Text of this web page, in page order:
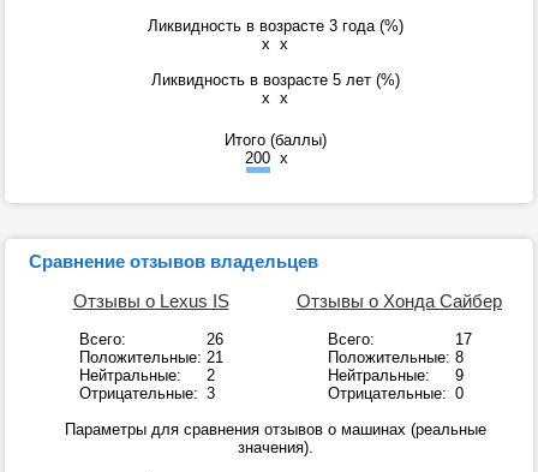
Ликвидность в возрасте 3 года (%)
x x
Ликвидность в возрасте 5 лет (%)
x x
Итого (баллы)
200 x
Сравнение отзывов владельцев
Отзывы о Lexus IS
Всего:
26
Положительные: 21
Нейтральные:
2
Отрицательные: 3
Отзывы о Хонда Сайбер
Всего:
17
Положительные: 8
Нейтральные:
9
Отрицательные: 0
Параметры для сравнения отзывов о машинах (реальные
значения).